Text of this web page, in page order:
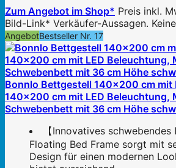
Zum Angebot im Shop* Preis inkl.
Bild-Link* Verkäufer-Aussagen.
AngebotBestseller Nr. 17
Bonnlo Bettgestell 140x200 cm mit
140x200 cm mit LED Beleuchtung,
Schwebenbett mit 36 cm Höhe
【Innovatives
Floating Bed Frame sorgt mit
Design für einen modernen